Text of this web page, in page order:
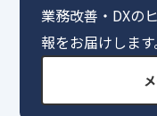
業務改善・DXの
報をお届けします